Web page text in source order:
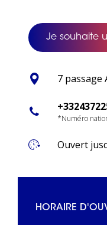
Je souhaite
7 passage
*Numéro
Ouvert
HORAIRE